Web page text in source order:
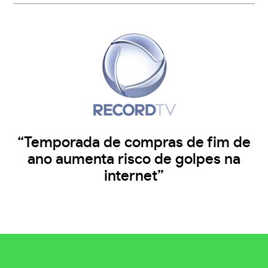
“Temporada de compras de fim de
ano aumenta risco de golpes na
internet”